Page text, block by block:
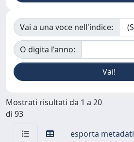
Vai a una voce nell'indice:
O digita l'anno:
Mostrati risultati da 1 a 20
di 93
esporta metadati